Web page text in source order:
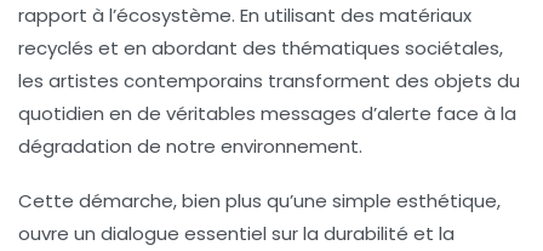
rapport à l’écosystème. En utilisant des matériaux
recyclés et en abordant des thématiques sociétales,
les artistes contemporains transforment des objets du
quotidien en de véritables messages d’alerte face à la
dégradation de notre environnement.
Cette démarche, bien plus qu’une simple esthétique,
ouvre un dialogue essentiel sur la durabilité et la